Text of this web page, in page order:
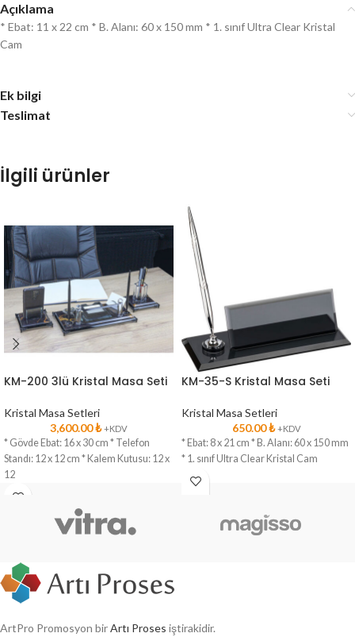
Açıklama
* Ebat: 11 x 22 cm * B. Alanı: 60 x 150 mm * 1. sınıf Ultra Clear Kristal
Cam
Ek bilgi
Teslimat
İlgili ürünler
KM-200 3lü Kristal Masa Seti
Kristal Masa Setleri
3,600.00₺ +KDV
* Gövde Ebat: 16 x 30 cm * Telefon
Standı: 12 x 12 cm * Kalem Kutusu: 12 x
12
KM-35-S Kristal Masa Seti
Kristal Masa Setleri
650.00₺ +KDV
* Ebat: 8 x 21 cm * B. Alanı: 60 x 150 mm
* 1. sınıf Ultra Clear Kristal Cam
ArtPro Promosyon birArtı Proses iştirakidir.